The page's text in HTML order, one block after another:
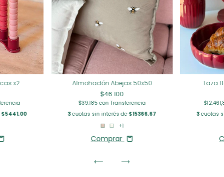
x2
$5441,00
Almohadón Abejas 50x50
$46.100
$39.185con Transferencia
3cuotas sin interés de$15366,67
+1
Comprar
Taza
3 cuotas